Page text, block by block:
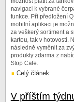
navigaci k vybrané
funkce. Při předložení
mobilní aplikaci je
za veškerý sortiment a
kartou, tak v hotovosti.
následně vyměnit za
produkty zdarma z
Stop Cafe.
Celý článek
V příštím